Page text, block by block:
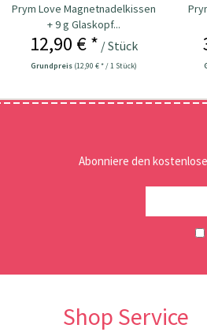
Prym Love Magnetnadelkissen
+ 9 g Glaskopf...
12,90 € * / Stück
Grundpreis (12,90 € * / 1 Stück)
Abonniere den
Shop Service